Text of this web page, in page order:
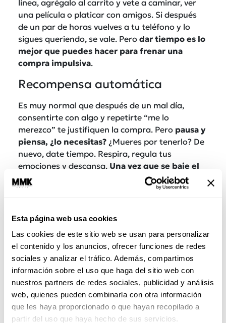
Esta página web usa cookies
Las cookies de este sitio web se usan para personalizar
el contenido y los anuncios, ofrecer funciones de redes
sociales y analizar el tráfico. Además, compartimos
información sobre el uso que haga del sitio web con
nuestros partners de redes sociales, publicidad y análisis
web, quienes pueden combinarla con otra información
que les haya proporcionado o que hayan recopilado a
partir del uso que haya hecho de sus servicios.
línea, agrégalo al carrito y vete a caminar, ver
una película o platicar con amigos. Si después
de un par de horas vuelves a tu teléfono y lo
sigues queriendo, se vale. Pero dar tiempo es lo
mejor que puedes hacer para frenar una
compra impulsiva.
Recompensa automática
Es muy normal que después de un mal día,
consentirte con algo y repetirte “me lo
merezco” te justifiquen la compra. Pero pausa y
piensa, ¿lo necesitas? ¿Mueres por tenerlo? De
nuevo, date tiempo. Respira, regula tus
emociones y descansa. Una vez que se baje el
estrés y el cansancio, entonces evalúas la
compra
. Lo peor que puedes hacer es comprar